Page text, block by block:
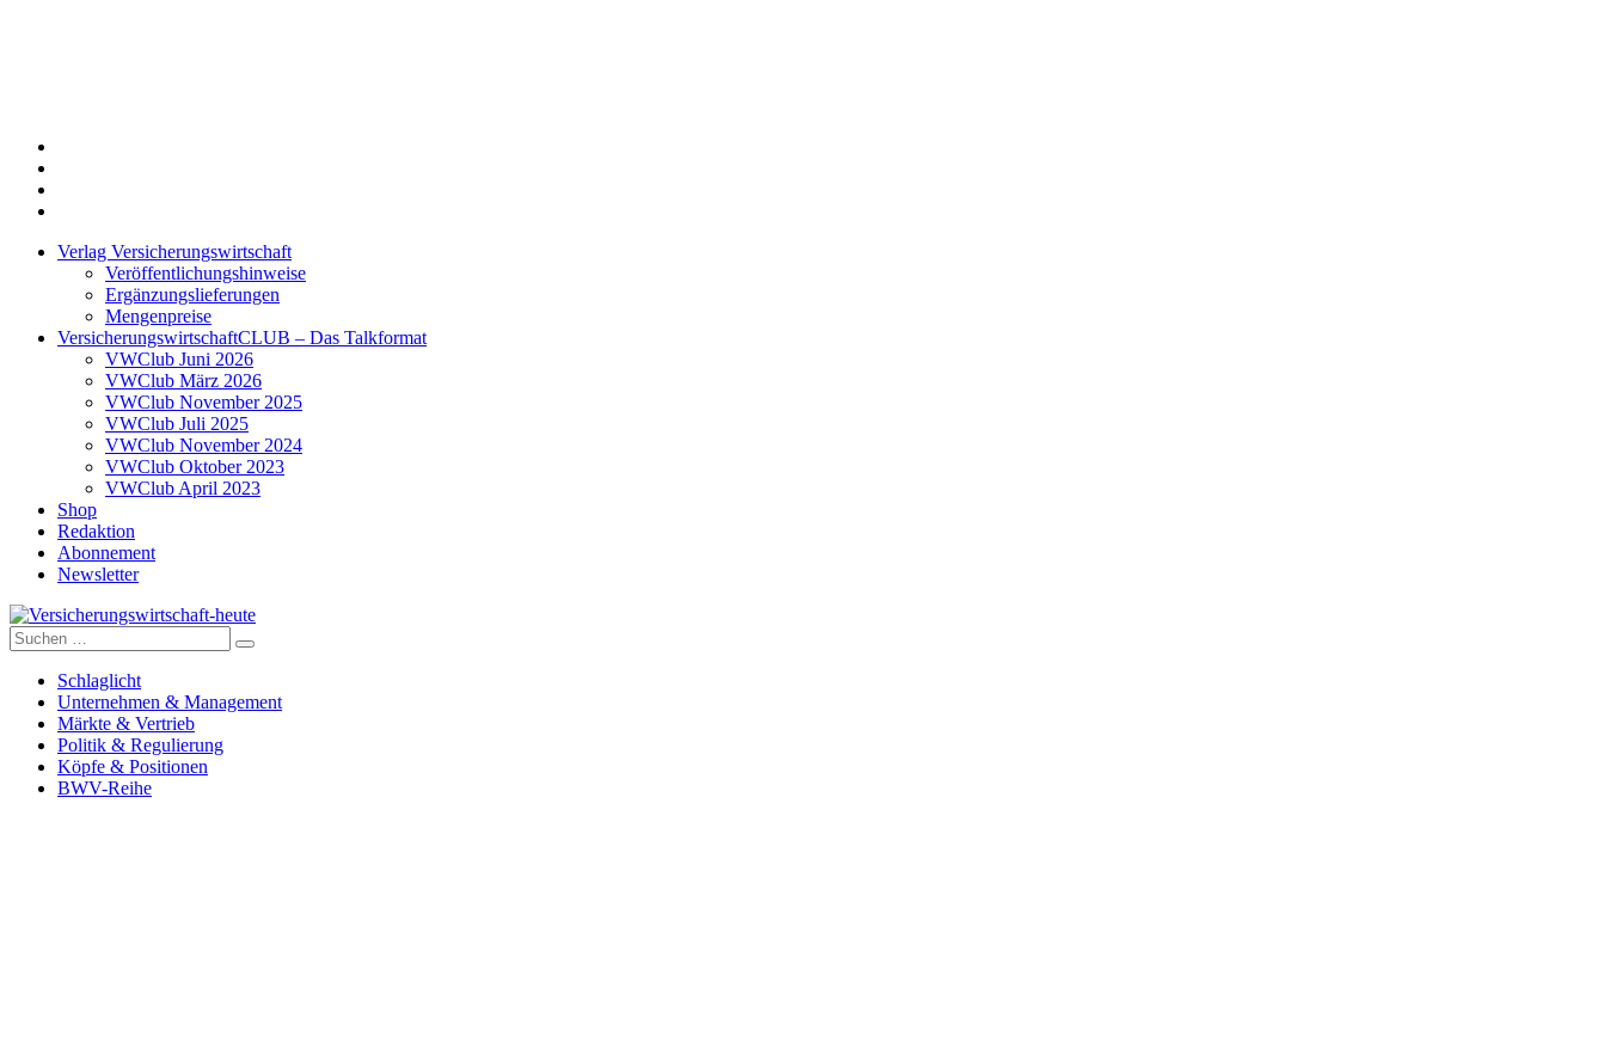
Verlag Versicherungswirtschaft
Veröffentlichungshinweise
Ergänzungslieferungen
Mengenpreise
VersicherungswirtschaftCLUB – Das Talkformat
VWClub Juni 2026
VWClub März 2026
VWClub November 2025
VWClub Juli 2025
VWClub November 2024
VWClub Oktober 2023
VWClub April 2023
Shop
Redaktion
Abonnement
Newsletter
Versicherungswirtschaft-heute
Suche
nach:
Schlaglicht
Unternehmen & Management
Märkte & Vertrieb
Politik & Regulierung
Köpfe & Positionen
BWV-Reihe